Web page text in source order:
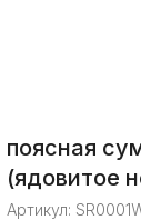
поясная
(ядовитое
Артикул: